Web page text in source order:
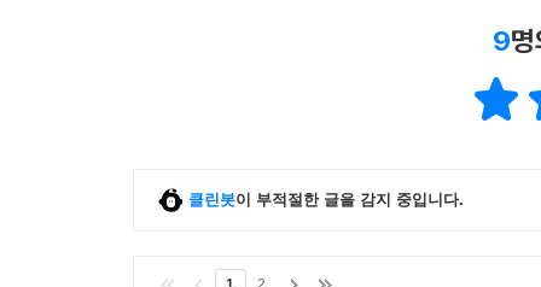
9
클린봇이 부적절한 글을 감지 중입니다.